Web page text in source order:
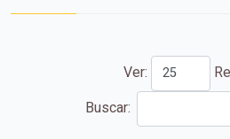
Ver:
Buscar: